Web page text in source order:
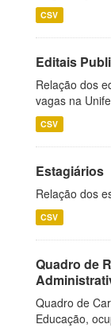
CSV
Editais
Relação dos
vagas na
CSV
Estagiários
Relação dos
CSV
Quadro de
Quadro de
Educação,